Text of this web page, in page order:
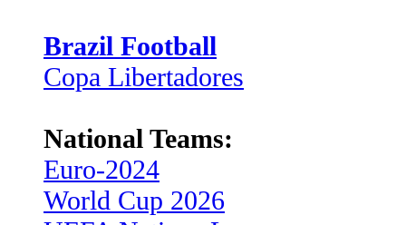
Brazil Football
Copa Libertadores
National Teams:
Euro-2024
World Cup 2026